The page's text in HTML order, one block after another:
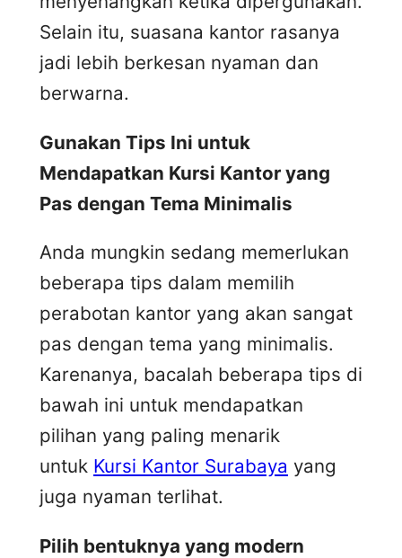
Selain itu, suasana kantor rasanya
jadi lebih berkesan nyaman dan
berwarna.
Gunakan Tips Ini untuk
Mendapatkan Kursi Kantor yang
Pas dengan Tema Minimalis
Anda mungkin sedang memerlukan
beberapa tips dalam memilih
perabotan kantor yang akan sangat
pas dengan tema yang minimalis.
Karenanya, bacalah beberapa tips di
bawah ini untuk mendapatkan
pilihan yang paling menarik
untuk Kursi Kantor Surabaya yang
juga nyaman terlihat.
Pilih bentuknya yang modern